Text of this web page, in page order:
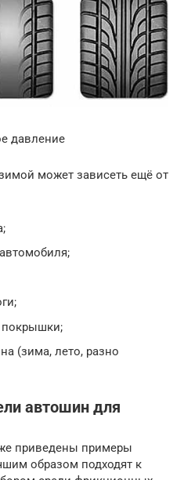
давление
может зависеть ещё от
покрышки;
(зима, лето, разно
автошин для
приведены примеры
образом подходят к